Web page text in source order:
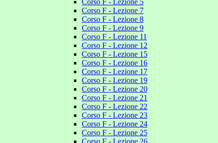
Corso F - Lezione 5
Corso F - Lezione 7
Corso F - Lezione 8
Corso F - Lezione 9
Corso F - Lezione 11
Corso F - Lezione 12
Corso F - Lezione 15
Corso F - Lezione 16
Corso F - Lezione 17
Corso F - Lezione 19
Corso F - Lezione 20
Corso F - Lezione 21
Corso F - Lezione 22
Corso F - Lezione 23
Corso F - Lezione 24
Corso F - Lezione 25
Corso F - Lezione 26